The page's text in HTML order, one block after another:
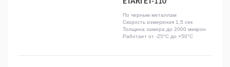
ETARI ET-110
По черным металлам
Скорость измерения 1,5 сек
Толщина замера до 2000 микрон
Работает от -25°C до +50°C